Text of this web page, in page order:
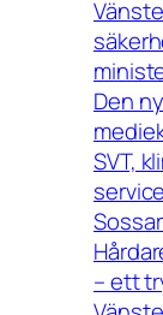
Den
SVT,
– ett